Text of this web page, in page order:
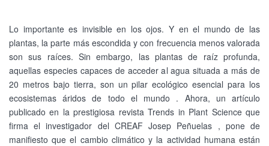
Lo importante es invisible en los ojos. Y en el mundo de las
plantas, la parte más escondida y con frecuencia menos valorada
son sus raíces. Sin embargo, las plantas de raíz profunda,
aquellas especies capaces de acceder al agua situada a más de
20 metros bajo tierra, son un pilar ecológico esencial para los
ecosistemas áridos de todo el mundo . Ahora, un artículo
publicado en la prestigiosa revista Trends in Plant Science que
firma el investigador del CREAF Josep Peñuelas , pone de
manifiesto que el cambio climático y la actividad humana están